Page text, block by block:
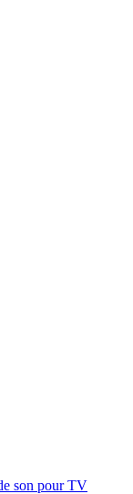
son pour TV